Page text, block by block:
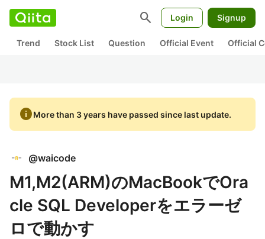
search Login Signup
Trend Stock List Question Official Event Official
infoMore than 3 years have passed since last update.
@waicode
M1,M2(ARM)のMacBookでOra
cle SQL Developerをエラーゼ
ロで動かす